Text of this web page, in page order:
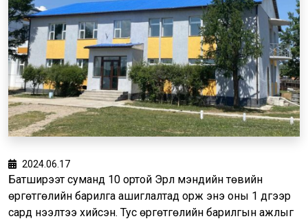
2024.06.17
Батширээт суманд 10 ортой Эрүүл мэндийн төвийн
өргөтгөлийн барилга ашиглалтад орж энэ оны 1 дүгээр
сард нээлтээ хийсэн. Тус өргөтгөлийн барилгын ажлыг